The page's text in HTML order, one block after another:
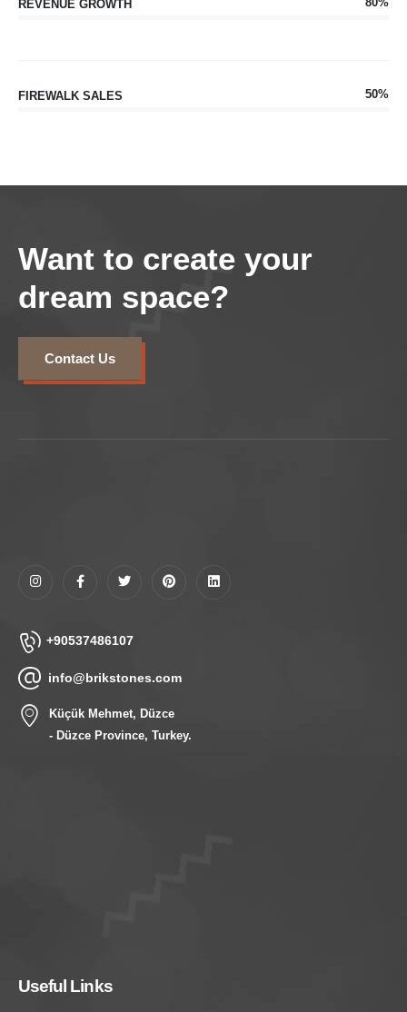
REVENUE GROWTH 80%
FIREWALK SALES 50%
Want to create your
dream space?
Contact Us
+90537486107
info@brikstones.com
Küçük Mehmet, Düzce
- Düzce Province, Turkey.
Useful Links